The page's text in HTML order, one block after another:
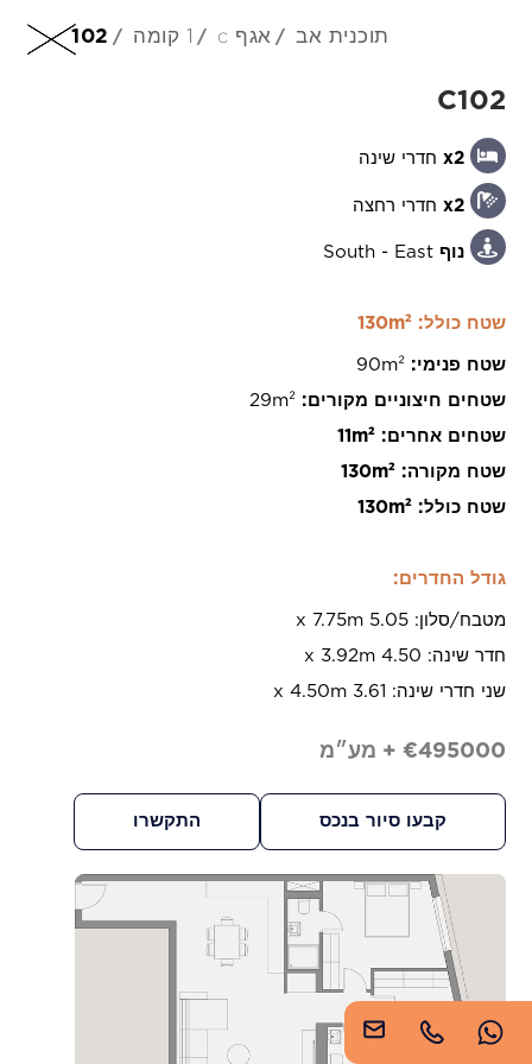
HE תוכנית אב אגף c 1 קומה 102
C102
x2 חדרי שינה
x2 חדרי רחצה
נוףSouth - East
שטח כולל: 130m²
שטח פנימי:
שטחים חיצוניים מקורים: 29m²
שטחים אחרים: 11m²
שטח מקורה: 130m²
שטח כולל: 130m²
גודל החדרים:
מטבח/סלון: 5.05 x 7.75m
חדר שינה: 4.50 x 3.92m
שני חדרי שינה: 3.61 x 4.50m
€495000 + מע״מ
קבעו סיור בנכס התקשרו
Copyright © 2026 Imperio. Proudly developed by
.